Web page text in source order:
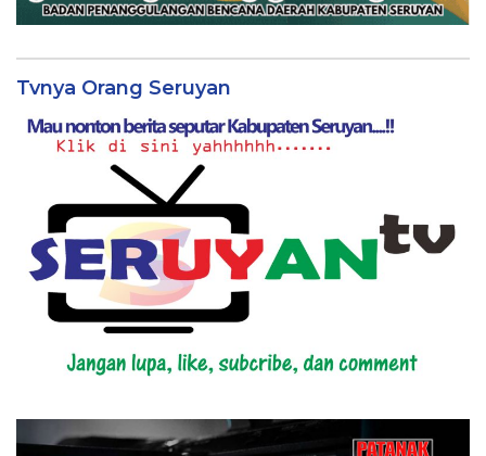
Tvnya Orang Seruyan